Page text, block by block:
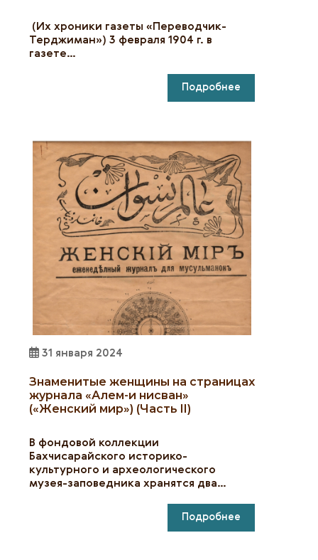
(Их хроники газеты «Переводчик-
Терджиман») 3 февраля 1904 г. в
газете…
Подробнее
31 января 2024
Знаменитые женщины на страницах
журнала «Алем-и нисван»
(«Женский мир») (Часть II)
В фондовой коллекции
Бахчисарайского историко-
культурного и археологического
музея-заповедника хранятся два…
Подробнее